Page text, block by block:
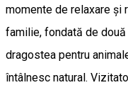
momente de relaxare și
familie, fondată de
dragostea pentru
întâlnesc natural.